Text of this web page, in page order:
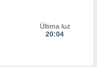
Última luz
20:04